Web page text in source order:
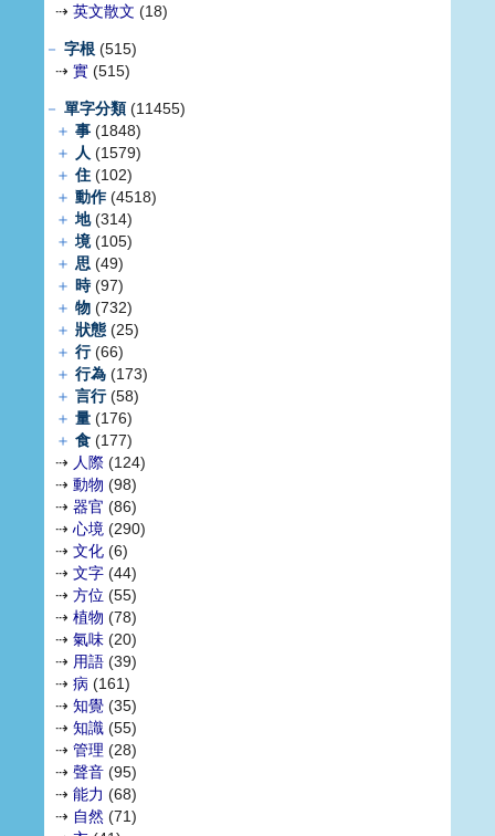
⇢ 英文散文 (18)
－ 字根 (515)
⇢ 實 (515)
－ 單字分類(11455)
＋ 事 (1848)
＋ 人 (1579)
＋ 住 (102)
＋ 動作(4518)
＋ 地(314)
＋ 境(105)
＋ 思 (49)
＋ 時(97)
＋ 物 (732)
＋ 狀態 (25)
＋ 行(66)
＋ 行為 (173)
＋ 言行(58)
＋ 量 (176)
＋ 食 (177)
⇢ 人際 (124)
⇢ 動物 (98)
⇢ 器官 (86)
⇢ 心境 (290)
⇢ 文化 (6)
⇢ 文字 (44)
⇢ 方位 (55)
⇢ 植物 (78)
⇢ 氣味 (20)
⇢ 用語 (39)
⇢ 病 (161)
⇢ 知覺 (35)
⇢ 知識 (55)
⇢ 管理 (28)
⇢ 聲音 (95)
⇢ 能力 (68)
⇢ 自然 (71)